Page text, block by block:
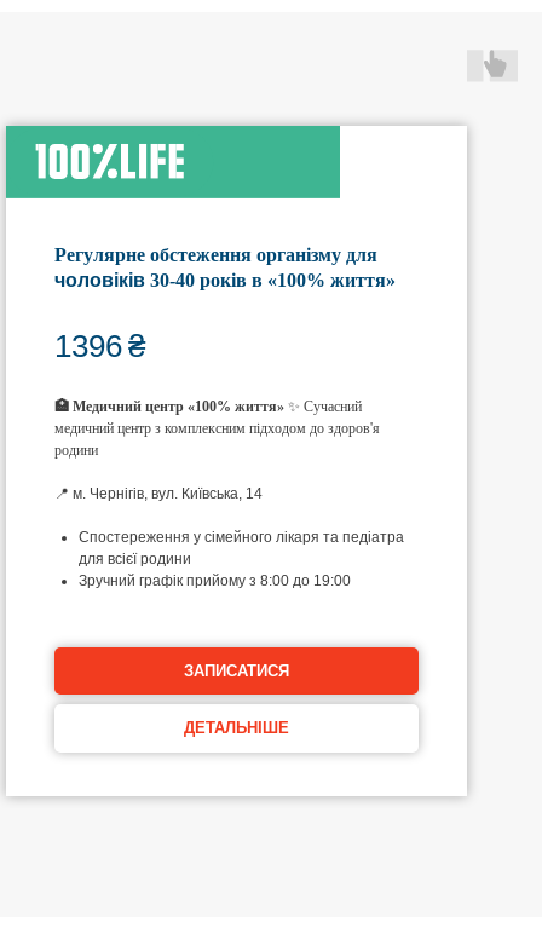
Регулярне обстеження організму для
чоловіків 30-40 років в «100% життя»
1396₴
🏥 Медичний центр «100% життя» ✨ Сучасний
медичний центр з комплексним підходом до здоров'я
родини
📍 м. Чернігів, вул. Київська, 14
Спостереження у сімейного лікаря та педіатра
для всієї родини
Зручний графік прийому з 8:00 до 19:00
ЗАПИСАТИСЯ
ДЕТАЛЬНІШЕ